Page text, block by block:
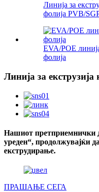
Линија за
фолија PVB/
EVA/POE
фолија
Линија за
Нашиот претприемнички
уреден“, продолжувајќи
екструдирање.
ПРАШАЊЕ СЕГА